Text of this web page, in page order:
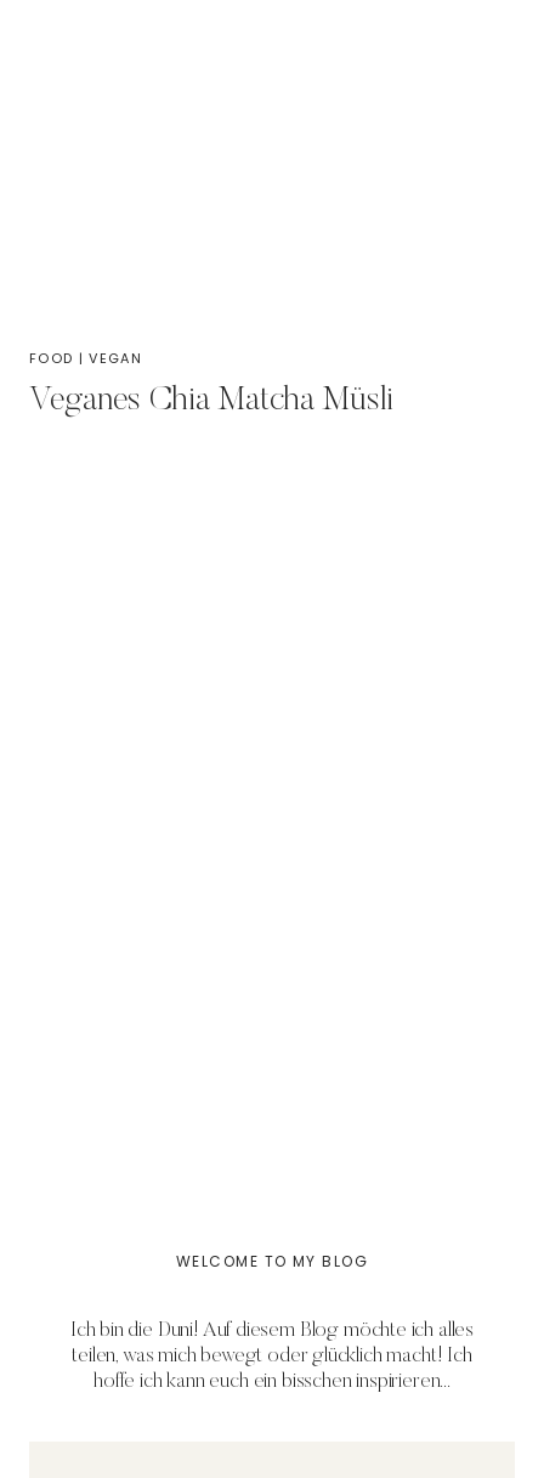
FOOD |VEGAN
Veganes Chia Matcha Müsli
WELCOME TO MY BLOG
Ich bin die Duni! Auf diesem Blog möchte ich alles
teilen, was mich bewegt oder glücklich macht! Ich
hoffe ich kann euch ein bisschen inspirieren...